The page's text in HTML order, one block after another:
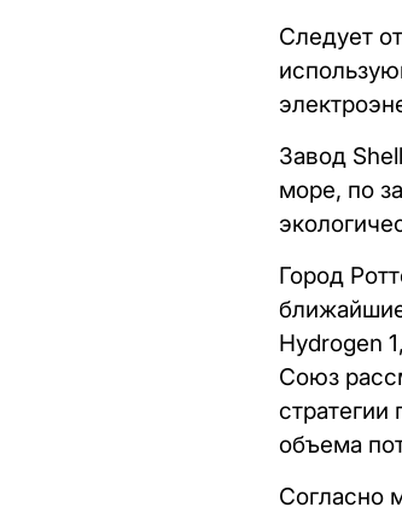
Следует
Завод
море, по
Город
Hydrogen
Союз
объема
Согласно